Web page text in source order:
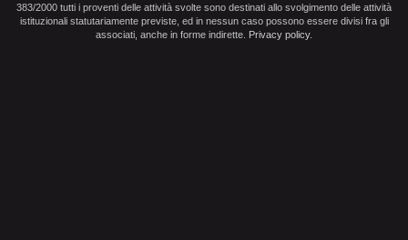
383/2000 tutti i proventi delle attività svolte sono destinati allo svolgimento delle attività
istituzionali statutariamente previste, ed in nessun caso possono essere divisi fra gli
associati, anche in forme indirette. Privacy policy.